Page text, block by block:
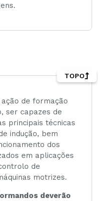
de formação
ser capazes de
principais técnicas
indução, bem
dos
em aplicações
de
motrizes.
deverão
TOPO